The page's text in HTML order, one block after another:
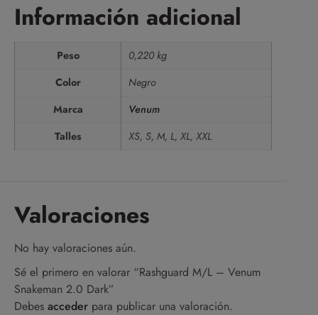
Información adicional
Peso
0,220 kg
Color
Negro
Marca
Venum
Talles
XS, S, M, L, XL, XXL
Valoraciones
No hay valoraciones aún.
Sé el primero en valorar “Rashguard M/L – Venum
Snakeman 2.0 Dark”
Debes acceder para publicar una valoración.